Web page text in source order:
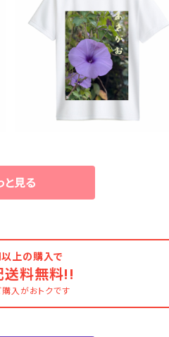
Japan art Tシャツ フォト ドラ
イ GLIMMER ポリエステル 写
真プリント UVカット 吸汗 速乾
T shirt オリジナル スポーツ バ
イク 洗い替え カジュアル 人気
定番 半袖 saritikari americ
朝顔
¥2,980
SOLD OUT
と見る
上の購入で
送料無料!!
入がおトクです